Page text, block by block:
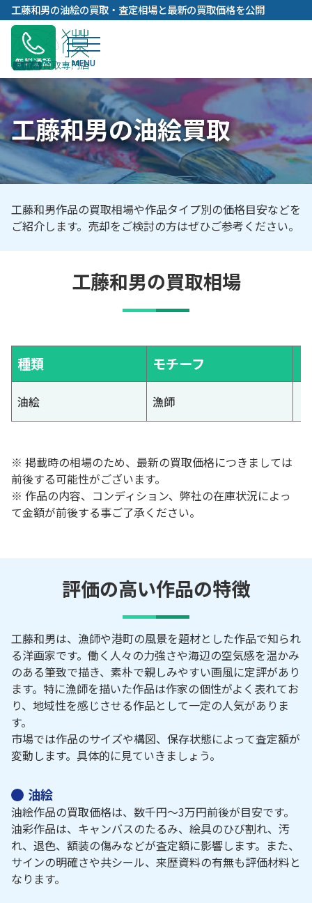
内
容
キ
プ
工藤和男の油絵の買取・査定相場と最新の買取価格を公開
無料通話
工藤和男の油絵買取
工藤和男作品の買取相場や作品タイプ別の価格目安などを
ご紹介します。売却をご検討の方はぜひご参考ください。
工藤和男の買取相場
種類 モチーフ
油絵 漁師
※ 掲載時の相場のため、最新の買取価格につきましては
前後する可能性がございます。
※ 作品の内容、コンディション、弊社の在庫状況によっ
て金額が前後する事ご了承ください。
評価の高い作品の特徴
工藤和男は、漁師や港町の風景を題材とした作品で知られ
る洋画家です。働く人々の力強さや海辺の空気感を温かみ
のある筆致で描き、素朴で親しみやすい画風に定評があり
ます。特に漁師を描いた作品は作家の個性がよく表れてお
り、地域性を感じさせる作品として一定の人気がありま
す。
市場では作品のサイズや構図、保存状態によって査定額が
変動します。具体的に見ていきましょう。
油絵
油絵作品の買取価格は、数千円～3万円前後が目安です。
油彩作品は、キャンバスのたるみ、絵具のひび割れ、汚
れ、退色、額装の傷みなどが査定額に影響します。また、
サインの明確さや共シール、来歴資料の有無も評価材料と
なります。